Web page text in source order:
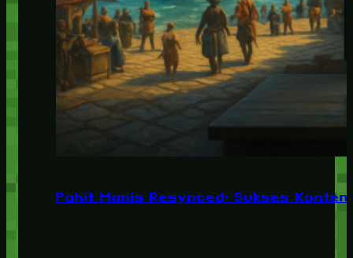
Pahit Manis Resynced: Sukses